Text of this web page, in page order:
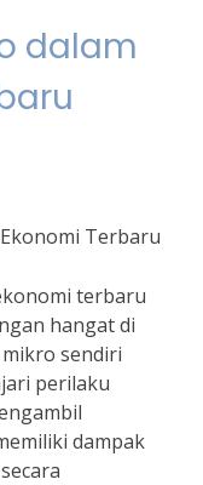
dalam
Terbaru
terbaru
hangat di
sendiri
perilaku
dampak